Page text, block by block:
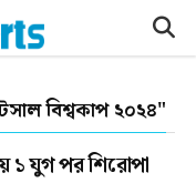
বিশ্বকাপ ২০২৪"
১ যুগ পর শিরোপা